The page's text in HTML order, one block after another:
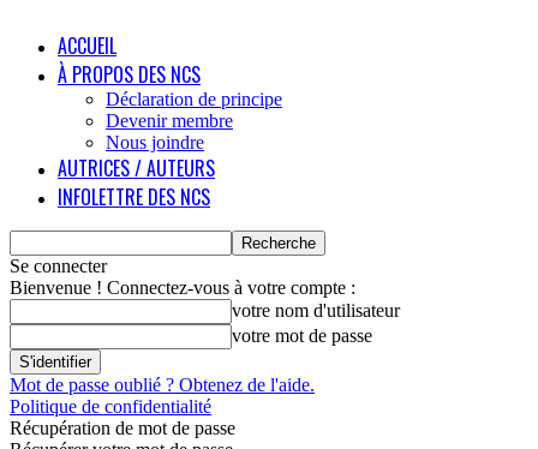
ACCUEIL
À PROPOS DES NCS
Déclaration de principe
Devenir membre
Nous joindre
AUTRICES / AUTEURS
INFOLETTRE DES NCS
Se connecter
Bienvenue ! Connectez-vous à votre compte :
votre nom d'utilisateur
votre mot de passe
Mot de passe oublié ? Obtenez de l'aide.
Politique de confidentialité
Récupération de mot de passe